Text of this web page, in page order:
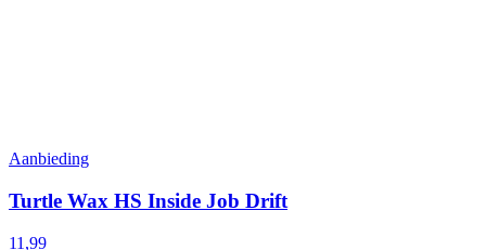
Aanbieding
Turtle Wax HS Inside Job Drift
11,99